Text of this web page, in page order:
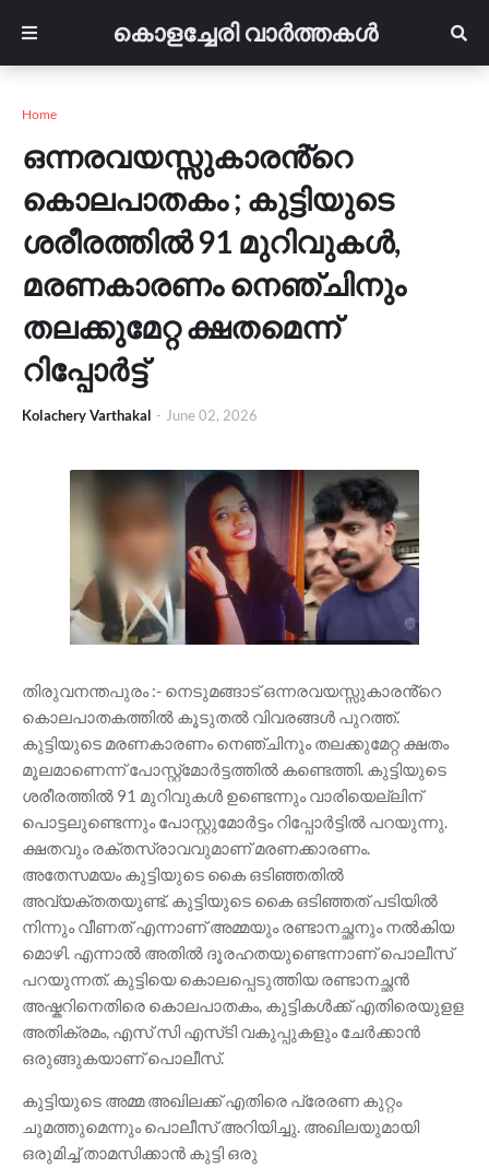
കൊളച്ചേരി വാർത്തകൾ
Home
ഒന്നരവയസ്സുകാരൻ്റെ
കൊലപാതകം ; കുട്ടിയുടെ
ശരീരത്തിൽ 91 മുറിവുകൾ,
മരണകാരണം നെഞ്ചിനും
തലക്കുമേറ്റ ക്ഷതമെന്ന്
റിപ്പോർട്ട്
Kolachery Varthakal - June 02, 2026
തിരുവനന്തപുരം :- നെടുമങ്ങാട് ഒന്നരവയസ്സുകാരൻ്റെ
കൊലപാതകത്തിൽ കൂടുതൽ വിവരങ്ങൾ പുറത്ത്.
കുട്ടിയുടെ മരണകാരണം നെഞ്ചിനും തലക്കുമേറ്റ ക്ഷതം
മൂലമാണെന്ന് പോസ്റ്റ്മോർട്ടത്തിൽ കണ്ടെത്തി. കുട്ടിയുടെ
ശരീരത്തിൽ 91 മുറിവുകൾ ഉണ്ടെന്നും വാരിയെല്ലിന്
പൊട്ടലുണ്ടെന്നും പോസ്റ്റുമോർട്ടം റിപ്പോർട്ടിൽ പറയുന്നു.
ക്ഷതവും രക്തസ്രാവവുമാണ് മരണക്കാരണം.
അതേസമയം കുട്ടിയുടെ കൈ ഒടിഞ്ഞതിൽ
അവ്യക്തതയുണ്ട്. കുട്ടിയുടെ കൈ ഒടിഞ്ഞത് പടിയിൽ
നിന്നും വീണത് എന്നാണ് അമ്മയും രണ്ടാനച്ഛനും നൽകിയ
മൊഴി. എന്നാൽ അതിൽ ദൂരഹതയുണ്ടെന്നാണ് പൊലീസ്
പറയുന്നത്. കുട്ടിയെ കൊലപ്പെടുത്തിയ രണ്ടാനച്ഛൻ
അഷ്കറിനെതിരെ കൊലപാതകം, കുട്ടികൾക്ക് എതിരെയുളള
അതിക്രമം, എസ് സി എസ്‌ടി വകുപ്പുകളും ചേർക്കാൻ
ഒരുങ്ങുകയാണ് പൊലീസ്.
കുട്ടിയുടെ അമ്മ അഖിലക്ക് എതിരെ പ്രേരണ കുറ്റം
ചുമത്തുമെന്നും പൊലീസ് അറിയിച്ചു. അഖിലയുമായി
ഒരുമിച്ച് താമസിക്കാൻ കുട്ടി ഒരു